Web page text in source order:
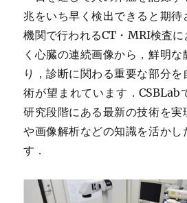
兆をいち早く検出できると期待
機関で行われるCT・MRI検査
く心臓の連続画像から，鮮明
り，診断に関わる重要な部分
術が望まれています．CSBLab
研究段階にある最新の技術を実
や画像解析などの知識を活かし
す．